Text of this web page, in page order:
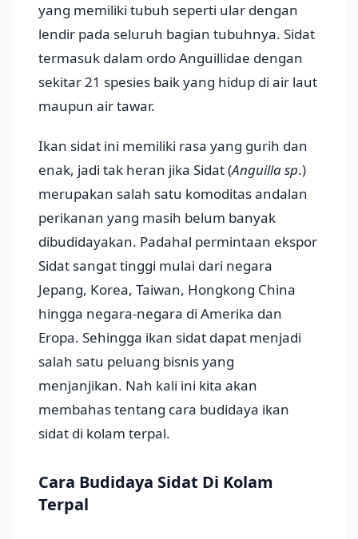
yang memiliki tubuh seperti ular dengan
lendir pada seluruh bagian tubuhnya. Sidat
termasuk dalam ordo Anguillidae dengan
sekitar 21 spesies baik yang hidup di air laut
maupun air tawar.
Ikan sidat ini memiliki rasa yang gurih dan
enak, jadi tak heran jika Sidat (Anguilla sp.)
merupakan salah satu komoditas andalan
perikanan yang masih belum banyak
dibudidayakan. Padahal permintaan ekspor
Sidat sangat tinggi mulai dari negara
Jepang, Korea, Taiwan, Hongkong China
hingga negara-negara di Amerika dan
Eropa. Sehingga ikan sidat dapat menjadi
salah satu peluang bisnis yang
menjanjikan. Nah kali ini kita akan
membahas tentang cara budidaya ikan
sidat di kolam terpal.
Cara Budidaya Sidat Di Kolam
Terpal